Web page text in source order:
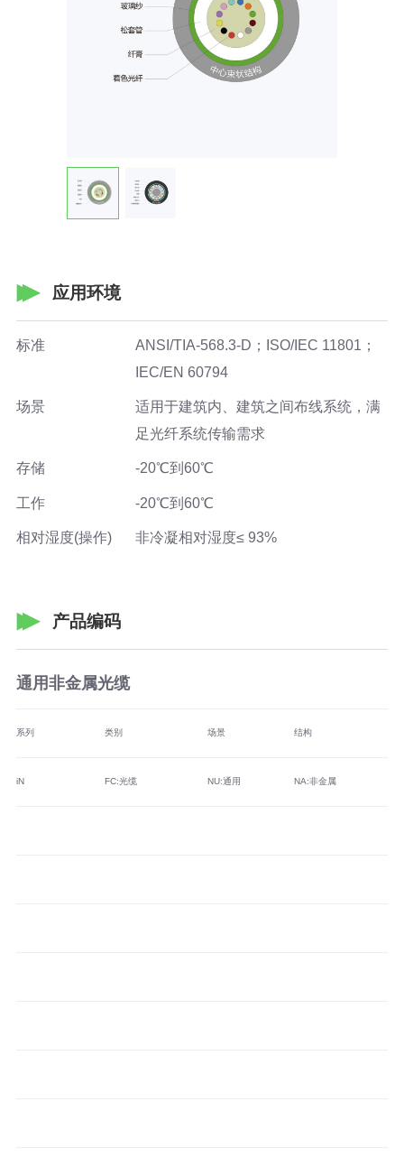
应用环境
标准
ANSI/TIA-568.3-D；ISO/IEC 11801；
IEC/EN 60794
场景
适用于建筑内、建筑之间布线系统，满
足光纤系统传输需求
存储 -20℃到60℃
工作 -20℃到60℃
相对湿度(操作) 非冷凝相对湿度≤ 93%
产品编码
通用非金属光缆
系列 类别 场景 结构
iN FC:光缆 NU:通用 NA:非金属